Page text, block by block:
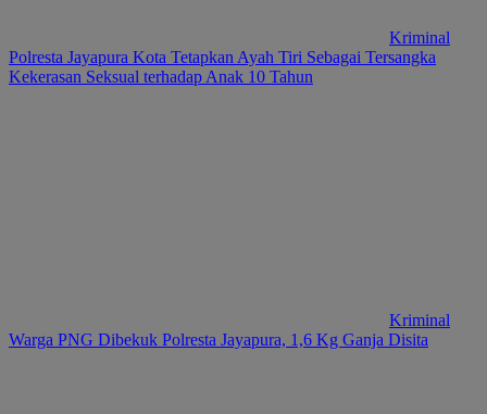
Kriminal
Polresta Jayapura Kota Tetapkan Ayah Tiri Sebagai Tersangka
Kekerasan Seksual terhadap Anak 10 Tahun
Kriminal
Warga PNG Dibekuk Polresta Jayapura, 1,6 Kg Ganja Disita